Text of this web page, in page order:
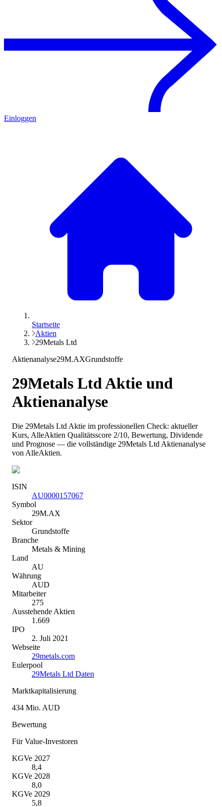
Einloggen
Startseite
Aktien
29Metals Ltd
Aktienanalyse29M.AXGrundstoffe
29Metals LtdAktie und
Aktienanalyse
Die 29Metals Ltd Aktie im professionellen Check: aktueller
Kurs, AlleAktien Qualitätsscore 2/10, Bewertung, Dividende
und Prognose — die vollständige 29Metals Ltd Aktienanalyse
von AlleAktien.
ISIN
AU0000157067
Symbol
29M.AX
Sektor
Grundstoffe
Branche
Metals & Mining
Land
AU
Währung
AUD
Mitarbeiter
275
Ausstehende Aktien
1.669
IPO
2. Juli 2021
Webseite
29metals.com
Eulerpool
29Metals Ltd Daten
Marktkapitalisierung
434 Mio. AUD
Bewertung
Für Value-Investoren
KGVe 2027
8,4
KGVe 2028
8,0
KGVe 2029
5,8